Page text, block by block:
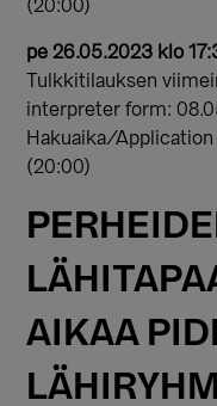
(20:00)
pe 26.05.2023 klo
Tulkkitilauksen
interpreter form:
Hakuaika/
(20:00)
AIKAA